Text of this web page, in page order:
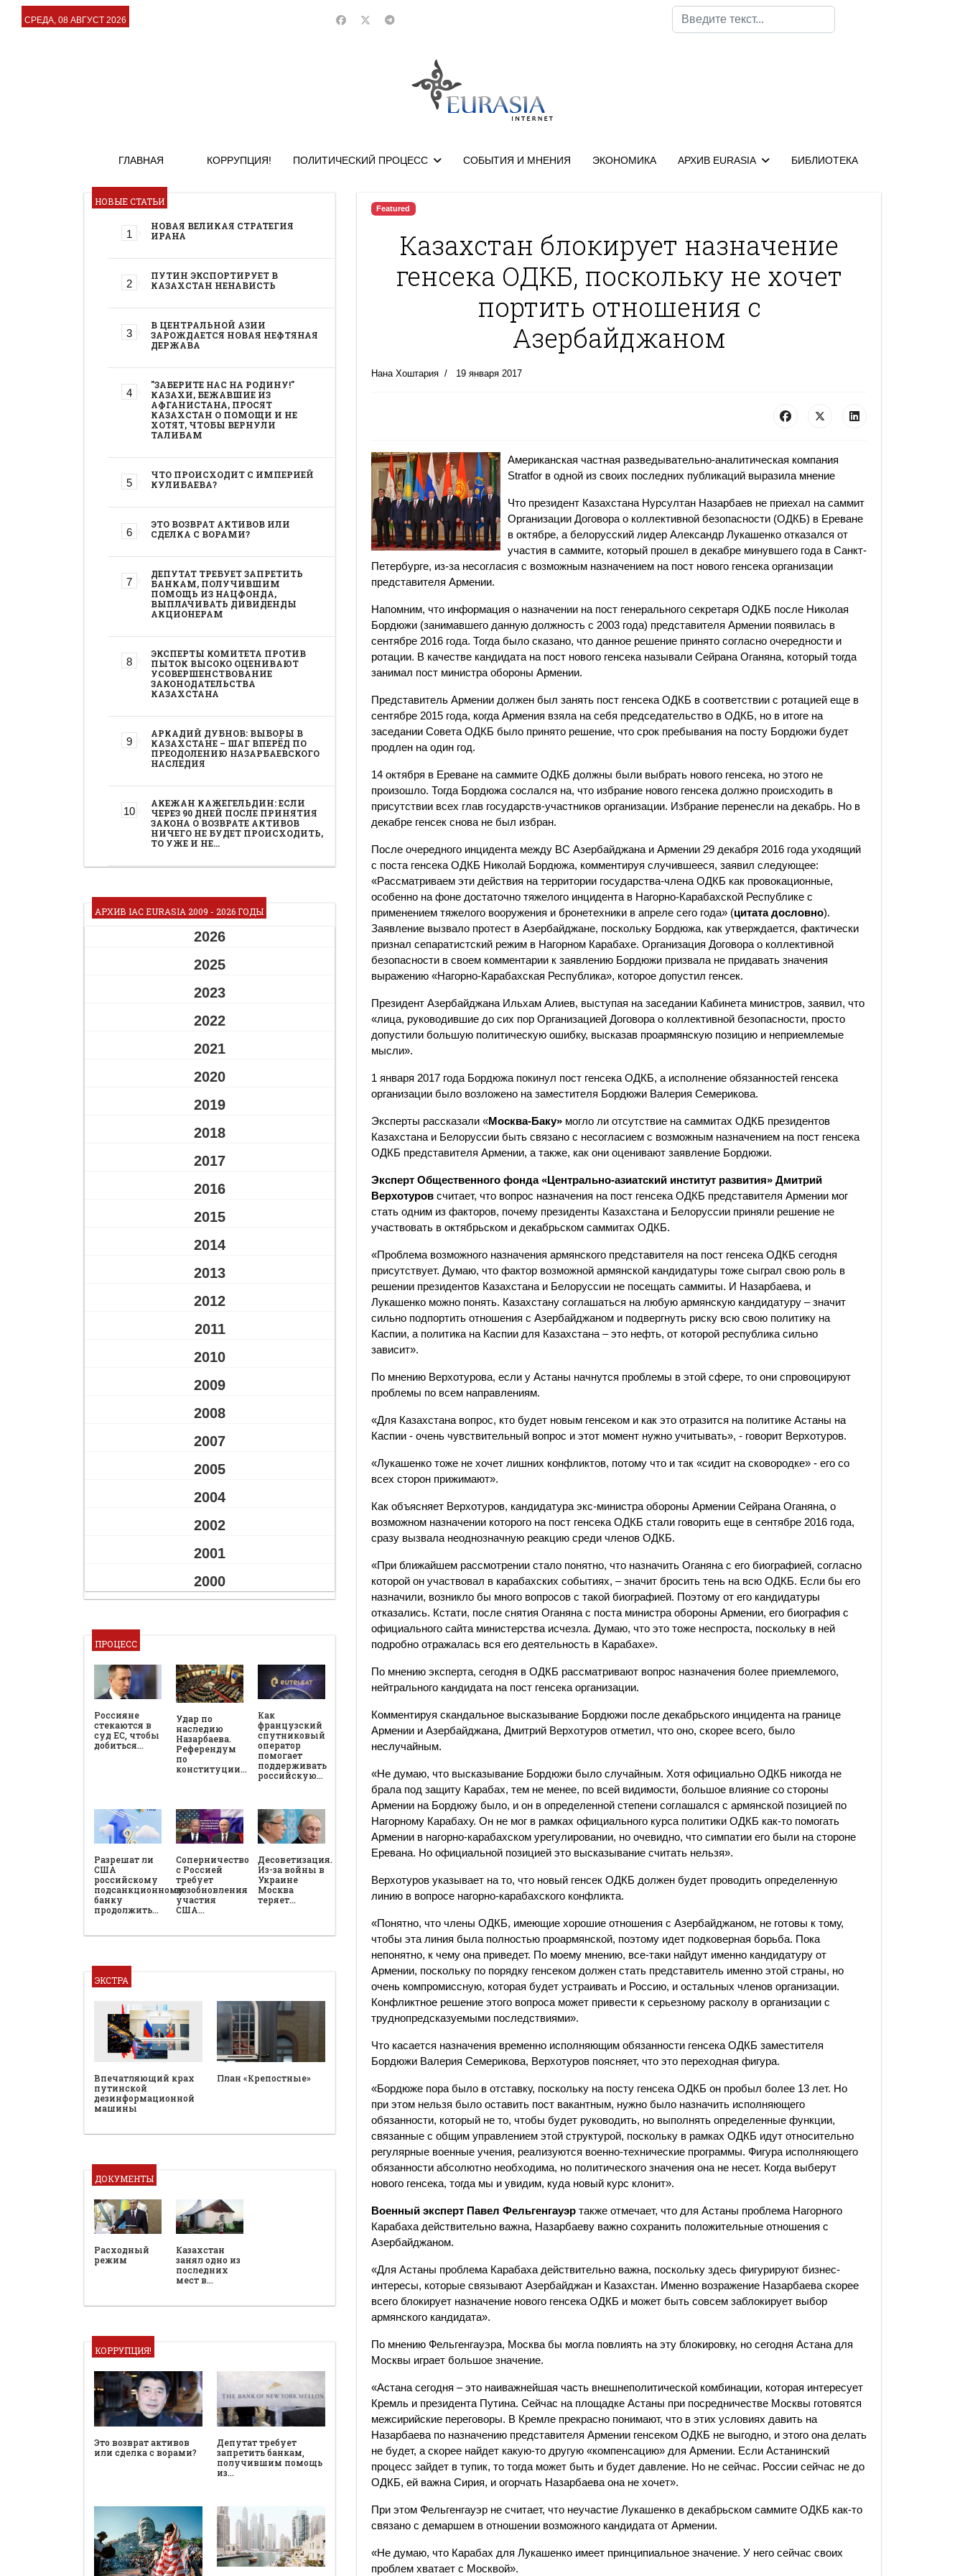
СРЕДА, 08 АВГУСТ 2026
Поиск
ГЛАВНАЯ КОРРУПЦИЯ! ПОЛИТИЧЕСКИЙ ПРОЦЕСС СОБЫТИЯ И МНЕНИЯ ЭКОНОМИКА АРХИВ EURASIA БИБЛИОТЕКА
НОВЫЕ СТАТЬИ
НОВАЯ ВЕЛИКАЯ СТРАТЕГИЯ
ИРАНА
ПУТИН ЭКСПОРТИРУЕТ В
КАЗАХСТАН НЕНАВИСТЬ
В ЦЕНТРАЛЬНОЙ АЗИИ
ЗАРОЖДАЕТСЯ НОВАЯ НЕФТЯНАЯ
ДЕРЖАВА
"ЗАБЕРИТЕ НАС НА РОДИНУ!"
КАЗАХИ, БЕЖАВШИЕ ИЗ
АФГАНИСТАНА, ПРОСЯТ
КАЗАХСТАН О ПОМОЩИ И НЕ
ХОТЯТ, ЧТОБЫ ВЕРНУЛИ
ТАЛИБАМ
ЧТО ПРОИСХОДИТ С ИМПЕРИЕЙ
КУЛИБАЕВА?
ЭТО ВОЗВРАТ АКТИВОВ ИЛИ
СДЕЛКА С ВОРАМИ?
ДЕПУТАТ ТРЕБУЕТ ЗАПРЕТИТЬ
БАНКАМ, ПОЛУЧИВШИМ
ПОМОЩЬ ИЗ НАЦФОНДА,
ВЫПЛАЧИВАТЬ ДИВИДЕНДЫ
АКЦИОНЕРАМ
ЭКСПЕРТЫ КОМИТЕТА ПРОТИВ
ПЫТОК ВЫСОКО ОЦЕНИВАЮТ
УСОВЕРШЕНСТВОВАНИЕ
ЗАКОНОДАТЕЛЬСТВА
КАЗАХСТАНА
АРКАДИЙ ДУБНОВ: ВЫБОРЫ В
КАЗАХСТАНЕ – ШАГ ВПЕРЁД ПО
ПРЕОДОЛЕНИЮ НАЗАРБАЕВСКОГО
НАСЛЕДИЯ
АКЕЖАН КАЖЕГЕЛЬДИН: ЕСЛИ
ЧЕРЕЗ 90 ДНЕЙ ПОСЛЕ ПРИНЯТИЯ
ЗАКОНА О ВОЗВРАТЕ АКТИВОВ
НИЧЕГО НЕ БУДЕТ ПРОИСХОДИТЬ,
ТО УЖЕ И НЕ…
АРХИВ IAC EURASIA 2009 - 2026 ГОДЫ
2026
2025
2023
2022
2021
2020
2019
2018
2017
2016
2015
2014
2013
2012
2011
2010
2009
2008
2007
2005
2004
2002
2001
2000
ПРОЦЕСС
Россияне
стекаются в
суд ЕС, чтобы
добиться…
Удар по
наследию
Назарбаева.
Референдум
по
конституции…
Как
французский
спутниковый
оператор
помогает
поддерживать
российскую…
Разрешат ли
США
российскому
подсанкционному
банку
продолжить…
Соперничество
с Россией
требует
возобновления
участия
США…
Десоветизация.
Из-за войны в
Украине
Москва
теряет…
ЭКСТРА
Впечатляющий крах
путинской
дезинформационной
машины
План «Крепостные»
ДОКУМЕНТЫ
Расходный
режим
Казахстан
занял одно из
последних
мест в…
КОРРУПЦИЯ!
Это возврат активов
или сделка с ворами?
Депутат требует
запретить банкам,
получившим помощь
из…
Featured
Казахстан блокирует назначение
генсека ОДКБ, поскольку не хочет
портить отношения с
Азербайджаном
Нана Хоштария 19 января 2017
Американская частная разведывательно-аналитическая компания
Stratfor в одной из своих последних публикаций выразила мнение
Что президент Казахстана Нурсултан Назарбаев не приехал на саммит
Организации Договора о коллективной безопасности (ОДКБ) в Ереване
в октябре, а белорусский лидер Александр Лукашенко отказался от
участия в саммите, который прошел в декабре минувшего года в Санкт-
Петербурге, из-за несогласия с возможным назначением на пост нового генсека организации
представителя Армении.
Напомним, что информация о назначении на пост генерального секретаря ОДКБ после Николая
Бордюжи (занимавшего данную должность с 2003 года) представителя Армении появилась в
сентябре 2016 года. Тогда было сказано, что данное решение принято согласно очередности и
ротации. В качестве кандидата на пост нового генсека называли Сейрана Оганяна, который тогда
занимал пост министра обороны Армении.
Представитель Армении должен был занять пост генсека ОДКБ в соответствии с ротацией еще в
сентябре 2015 года, когда Армения взяла на себя председательство в ОДКБ, но в итоге на
заседании Совета ОДКБ было принято решение, что срок пребывания на посту Бордюжи будет
продлен на один год.
14 октября в Ереване на саммите ОДКБ должны были выбрать нового генсека, но этого не
произошло. Тогда Бордюжа сослался на, что избрание нового генсека должно происходить в
присутствии всех глав государств-участников организации. Избрание перенесли на декабрь. Но в
декабре генсек снова не был избран.
После очередного инцидента между ВС Азербайджана и Армении 29 декабря 2016 года уходящий
с поста генсека ОДКБ Николай Бордюжа, комментируя случившееся, заявил следующее:
«Рассматриваем эти действия на территории государства-члена ОДКБ как провокационные,
особенно на фоне достаточно тяжелого инцидента в Нагорно-Карабахской Республике с
применением тяжелого вооружения и бронетехники в апреле сего года» (цитата дословно).
Заявление вызвало протест в Азербайджане, поскольку Бордюжа, как утверждается, фактически
признал сепаратистский режим в Нагорном Карабахе. Организация Договора о коллективной
безопасности в своем комментарии к заявлению Бордюжи призвала не придавать значения
выражению «Нагорно-Карабахская Республика», которое допустил генсек.
Президент Азербайджана Ильхам Алиев, выступая на заседании Кабинета министров, заявил, что
«лица, руководившие до сих пор Организацией Договора о коллективной безопасности, просто
допустили большую политическую ошибку, высказав проармянскую позицию и неприемлемые
мысли».
1 января 2017 года Бордюжа покинул пост генсека ОДКБ, а исполнение обязанностей генсека
организации было возложено на заместителя Бордюжи Валерия Семерикова.
Эксперты рассказали «Москва-Баку» могло ли отсутствие на саммитах ОДКБ президентов
Казахстана и Белоруссии быть связано с несогласием с возможным назначением на пост генсека
ОДКБ представителя Армении, а также, как они оценивают заявление Бордюжи.
Эксперт Общественного фонда «Центрально-азиатский институт развития» Дмитрий
Верхотуров считает, что вопрос назначения на пост генсека ОДКБ представителя Армении мог
стать одним из факторов, почему президенты Казахстана и Белоруссии приняли решение не
участвовать в октябрьском и декабрьском саммитах ОДКБ.
«Проблема возможного назначения армянского представителя на пост генсека ОДКБ сегодня
присутствует. Думаю, что фактор возможной армянской кандидатуры тоже сыграл свою роль в
решении президентов Казахстана и Белоруссии не посещать саммиты. И Назарбаева, и
Лукашенко можно понять. Казахстану соглашаться на любую армянскую кандидатуру – значит
сильно подпортить отношения с Азербайджаном и подвергнуть риску всю свою политику на
Каспии, а политика на Каспии для Казахстана – это нефть, от которой республика сильно
зависит».
По мнению Верхотурова, если у Астаны начнутся проблемы в этой сфере, то они спровоцируют
проблемы по всем направлениям.
«Для Казахстана вопрос, кто будет новым генсеком и как это отразится на политике Астаны на
Каспии - очень чувствительный вопрос и этот момент нужно учитывать», - говорит Верхотуров.
«Лукашенко тоже не хочет лишних конфликтов, потому что и так «сидит на сковородке» - его со
всех сторон прижимают».
Как объясняет Верхотуров, кандидатура экс-министра обороны Армении Сейрана Оганяна, о
возможном назначении которого на пост генсека ОДКБ стали говорить еще в сентябре 2016 года,
сразу вызвала неоднозначную реакцию среди членов ОДКБ.
«При ближайшем рассмотрении стало понятно, что назначить Оганяна с его биографией, согласно
которой он участвовал в карабахских событиях, – значит бросить тень на всю ОДКБ. Если бы его
назначили, возникло бы много вопросов с такой биографией. Поэтому от его кандидатуры
отказались. Кстати, после снятия Оганяна с поста министра обороны Армении, его биография с
официального сайта министерства исчезла. Думаю, что это тоже неспроста, поскольку в ней
подробно отражалась вся его деятельность в Карабахе».
По мнению эксперта, сегодня в ОДКБ рассматривают вопрос назначения более приемлемого,
нейтрального кандидата на пост генсека организации.
Комментируя скандальное высказывание Бордюжи после декабрьского инцидента на границе
Армении и Азербайджана, Дмитрий Верхотуров отметил, что оно, скорее всего, было
неслучайным.
«Не думаю, что высказывание Бордюжи было случайным. Хотя официально ОДКБ никогда не
брала под защиту Карабах, тем не менее, по всей видимости, большое влияние со стороны
Армении на Бордюжу было, и он в определенной степени соглашался с армянской позицией по
Нагорному Карабаху. Он не мог в рамках официального курса политики ОДКБ как-то помогать
Армении в нагорно-карабахском урегулировании, но очевидно, что симпатии его были на стороне
Еревана. Но официальной позицией это высказывание считать нельзя».
Верхотуров указывает на то, что новый генсек ОДКБ должен будет проводить определенную
линию в вопросе нагорно-карабахского конфликта.
«Понятно, что члены ОДКБ, имеющие хорошие отношения с Азербайджаном, не готовы к тому,
чтобы эта линия была полностью проармянской, поэтому идет подковерная борьба. Пока
непонятно, к чему она приведет. По моему мнению, все-таки найдут именно кандидатуру от
Армении, поскольку по порядку генсеком должен стать представитель именно этой страны, но
очень компромиссную, которая будет устраивать и Россию, и остальных членов организации.
Конфликтное решение этого вопроса может привести к серьезному расколу в организации с
труднопредсказуемыми последствиями».
Что касается назначения временно исполняющим обязанности генсека ОДКБ заместителя
Бордюжи Валерия Семерикова, Верхотуров поясняет, что это переходная фигура.
«Бордюже пора было в отставку, поскольку на посту генсека ОДКБ он пробыл более 13 лет. Но
при этом нельзя было оставить пост вакантным, нужно было назначить исполняющего
обязанности, который не то, чтобы будет руководить, но выполнять определенные функции,
связанные с общим управлением этой структурой, поскольку в рамках ОДКБ идут относительно
регулярные военные учения, реализуются военно-технические программы. Фигура исполняющего
обязанности абсолютно необходима, но политического значения она не несет. Когда выберут
нового генсека, тогда мы и увидим, куда новый курс клонит».
Военный эксперт Павел Фельгенгауэр также отмечает, что для Астаны проблема Нагорного
Карабаха действительно важна, Назарбаеву важно сохранить положительные отношения с
Азербайджаном.
«Для Астаны проблема Карабаха действительно важна, поскольку здесь фигурируют бизнес-
интересы, которые связывают Азербайджан и Казахстан. Именно возражение Назарбаева скорее
всего блокирует назначение нового генсека ОДКБ и может быть совсем заблокирует выбор
армянского кандидата».
По мнению Фельгенгауэра, Москва бы могла повлиять на эту блокировку, но сегодня Астана для
Москвы играет большое значение.
«Астана сегодня – это наиважнейшая часть внешнеполитической комбинации, которая интересует
Кремль и президента Путина. Сейчас на площадке Астаны при посредничестве Москвы готовятся
межсирийские переговоры. В Кремле прекрасно понимают, что в этих условиях давить на
Назарбаева по назначению представителя Армении генсеком ОДКБ не выгодно, и этого она делать
не будет, а скорее найдет какую-то другую «компенсацию» для Армении. Если Астанинский
процесс зайдет в тупик, то тогда может быть и будет давление. Но не сейчас. России сейчас не до
ОДКБ, ей важна Сирия, и огорчать Назарбаева она не хочет».
При этом Фельгенгауэр не считает, что неучастие Лукашенко в декабрьском саммите ОДКБ как-то
связано с демаршем в отношении возможного кандидата от Армении.
«Не думаю, что Карабах для Лукашенко имеет принципиальное значение. У него сейчас своих
проблем хватает с Москвой».